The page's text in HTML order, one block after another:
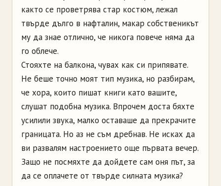
както се проветрява стар костюм, лежал
твърде дълго в нафталин, макар собственикът
му да знае отлично, че никога повече няма да
го облече.
Стояхте на балкона, чувах как си припявате.
Не беше точно моят тип музика, но разбирам,
че хора, които пишат книги като вашите,
слушат подобна музика. Впрочем доста бяхте
усилили звука, малко оставаше да прекрачите
границата. Но аз не съм дребнав. Не исках да
ви развалям настроението още първата вечер.
Защо не посмяхте да дойдете сам оня път, за
да се оплачете от твърде силната музика?